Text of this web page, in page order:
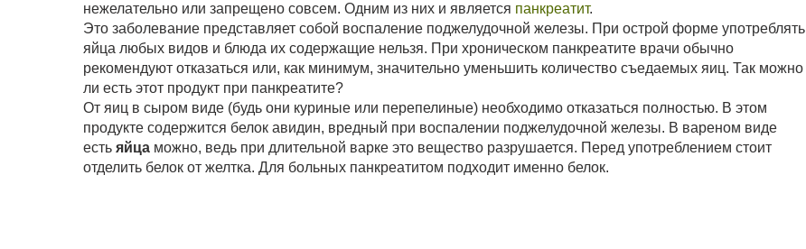
нежелательно или запрещено совсем. Одним из них и является панкреатит.
Это заболевание представляет собой воспаление поджелудочной железы. При острой форме употреблять
яйца любых видов и блюда их содержащие нельзя. При хроническом панкреатите врачи обычно
рекомендуют отказаться или, как минимум, значительно уменьшить количество съедаемых яиц. Так можно
ли есть этот продукт при панкреатите?
От яиц в сыром виде (будь они куриные или перепелиные) необходимо отказаться полностью. В этом
продукте содержится белок авидин, вредный при воспалении поджелудочной железы. В вареном виде
есть яйца можно, ведь при длительной варке это вещество разрушается. Перед употреблением стоит
отделить белок от желтка. Для больных панкреатитом подходит именно белок.